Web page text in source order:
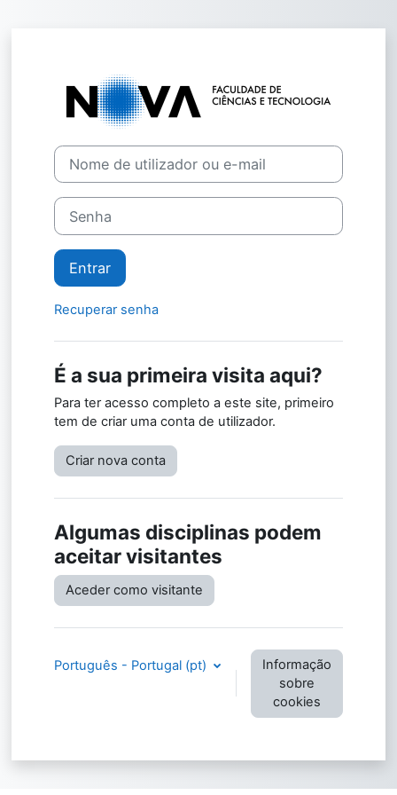
Entrar em
Ir para criar nova conta
Nome de utilizador ou e-mail
Senha
Entrar
Recuperar senha
É a sua primeira visita aqui?
Para ter acesso completo a este site, primeiro
tem de criar uma conta de utilizador.
Criar nova conta
Algumas disciplinas podem
aceitar visitantes
Aceder como visitante
Português - Portugal ‎(pt)‎
Informação
sobre
cookies